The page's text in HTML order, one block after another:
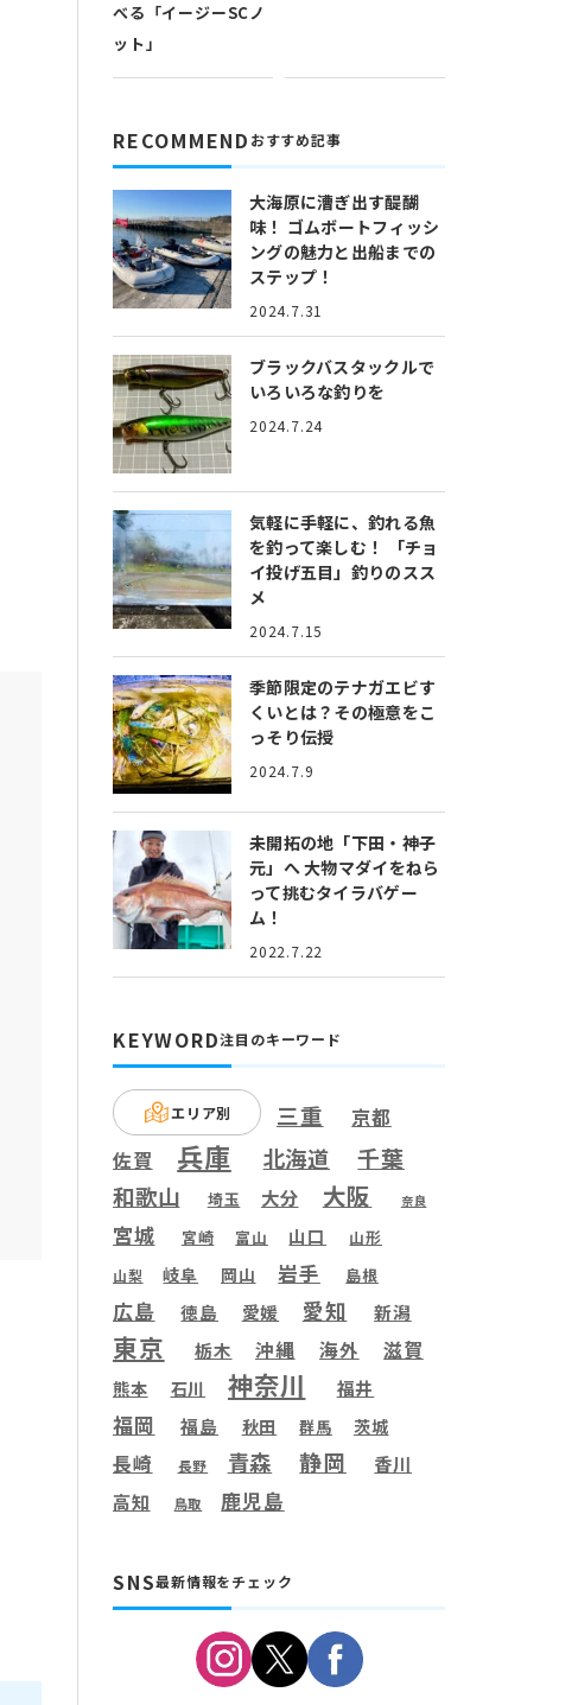
べる「イージーSCノ
ット」
RECOMMEND おすすめ記事
大海原に漕ぎ出す醍醐
味！ ゴムボートフィッシ
ングの魅力と出船までの
ステップ！
2024.7.31
ブラックバスタックルで
いろいろな釣りを
2024.7.24
気軽に手軽に、釣れる魚
を釣って楽しむ！
「チョ
イ投げ五目」釣りのスス
メ
2024.7.15
季節限定のテナガエビす
くいとは？ その極意をこ
っそり伝授
2024.7.9
未開拓の地「下田・神子
元」へ大物マダイをねら
って挑むタイラバゲー
ム！
2022.7.22
KEYWORD注目のキーワード
エリア別 三重 京都
佐賀 兵庫 北海道 千葉
和歌山 埼玉 大分 大阪 奈良
宮城 宮崎 富山 山口 山形
山梨 岐阜 岡山 岩手 島根
広島 徳島 愛媛 愛知 新潟
東京 栃木 沖縄 海外 滋賀
熊本 石川 神奈川 福井
福岡 福島 秋田 群馬 茨城
長崎 長野 青森 静岡 香川
高知 鳥取 鹿児島
SNS最新情報をチェック